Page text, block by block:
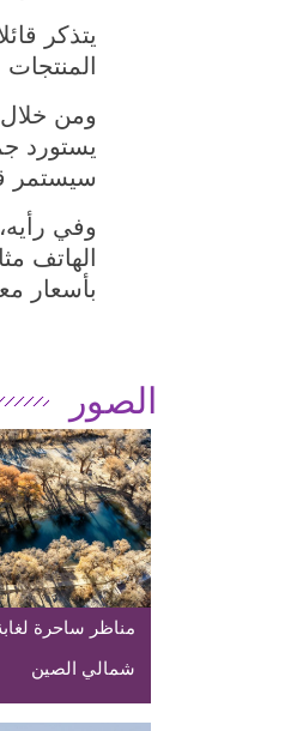
يتذكر
يستورد
سيستمر
وفي
الهاتف
بأسعار
الصور
مناظر ساحرة
شمالي الصين